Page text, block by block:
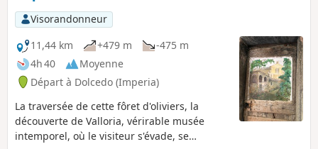
Visorandonneur
11,44 km
+479 m
-475 m
4h 40
Moyenne
Départ à Dolcedo (Imperia)
La traversée de cette fôret d'oliviers, la
découverte de Valloria, vérirable musée
intemporel, où le visiteur s'évade, se